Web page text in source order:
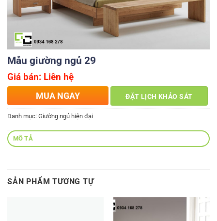
Mẫu giường ngủ 29
Giá bán: Liên hệ
MUA NGAY ĐẶT LỊCH KHẢO SÁT
Danh mục: Giường ngủ hiện đại
MÔ TẢ
SẢN PHẨM TƯƠNG TỰ